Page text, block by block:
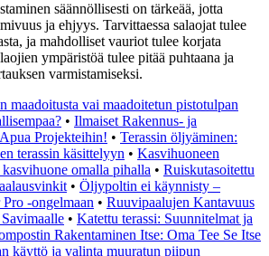
säännöllisesti on tärkeää, jotta
ja ehjyys. Tarvittaessa salaojat tulee
ja mahdolliset vauriot tulee korjata
ympäristöä tulee pitää puhtaana ja
varmistamiseksi.
maadoitusta vai maadoitetun pistotulpan
• Ilmaiset Rakennus- ja
Projekteihin! • Terassin öljyäminen:
terassin käsittelyyn • Kasvihuoneen
omalla pihalla • Ruiskutasoitettu
• Öljypoltin ei käynnisty –
-ongelmaan • Ruuvipaalujen Kantavuus
• Katettu terassi: Suunnitelmat ja
Rakentaminen Itse: Oma Tee Se Itse
käyttö ja valinta muuratun piipun